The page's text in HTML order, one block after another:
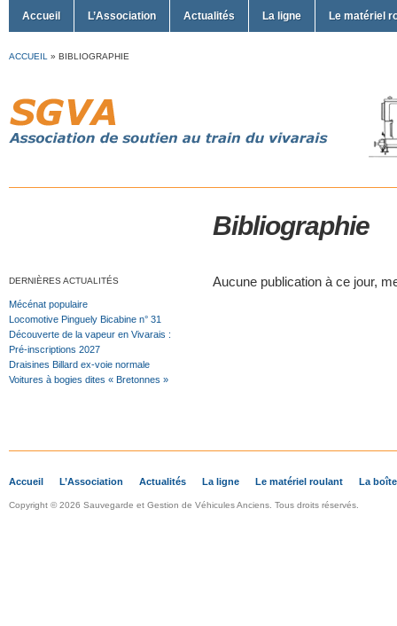
Accueil L’Association Actualités La ligne Le matériel
ACCUEIL » BIBLIOGRAPHIE
Bibliographie
DERNIÈRES ACTUALITÉS
Mécénat populaire
Locomotive Pinguely Bicabine n° 31
Découverte de la vapeur en Vivarais :
Pré-inscriptions 2027
Draisines Billard ex-voie normale
Voitures à bogies dites « Bretonnes »
Aucune publication à ce jour,
Accueil L’Association Actualités La ligne Le matériel roulant La
Copyright © 2026 Sauvegarde et Gestion de Véhicules Anciens. Tous droits réservés.